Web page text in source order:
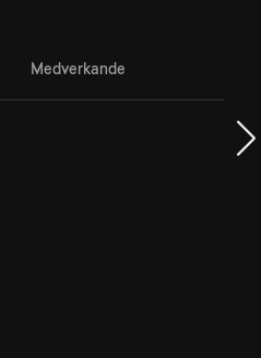
Medverkande